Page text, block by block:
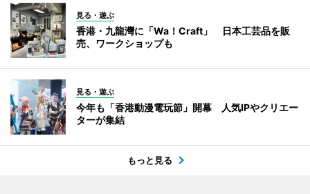
見る・遊ぶ
香港・九龍灣に「Wa！Craft」 日本工芸品を販
売、ワークショップも
見る・遊ぶ
今年も「香港動漫電玩節」開幕 人気IPやクリエー
ターが集結
もっと見る